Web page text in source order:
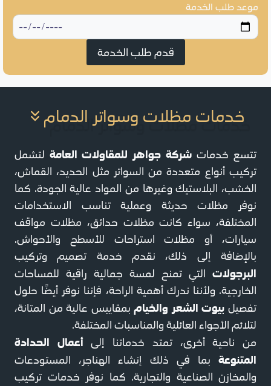
موعد طلب الخدمة
قدم طلب الخدمة
خدمات مظلات وسواتر الدمام
تتسع خدمات شركة جواهر للمقاولات العامة لتشمل
تركيب أنواع متعددة من السواتر مثل الحديد، القماش،
الخشب، البلاستيك وغيرها من المواد عالية الجودة. كما
نوفر مظلات حديثة وعملية تناسب الاستخدامات
المختلفة، سواء كانت مظلات حدائق، مظلات مواقف
سيارات، أو مظلات استراحات للأسطح والأحواش.
بالإضافة إلى ذلك، نقدم خدمة تصميم وتركيب
البرجولات التي تمنح لمسة جمالية راقية للمساحات
الخارجية. ولأننا ندرك أهمية الراحة، فإننا نوفر أيضًا حلول
تفصيل بيوت الشعر والخيامبمقاييس عالية من المتانة،
لتلائم الأجواء العائلية والمناسبات المختلفة.
من ناحية أخرى، تمتد خدماتنا إلىأعمال الحدادة
المتنوعة بما في ذلك إنشاء الهناجر، المستودعات
والمخازن الصناعية والتجارية. كما نوفر خدمات تركيب